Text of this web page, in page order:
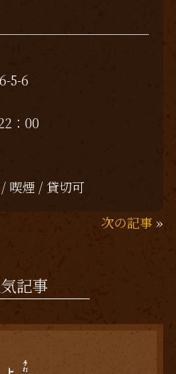
5-6
：00
喫煙 / 貸切可
次の記事 »
記事